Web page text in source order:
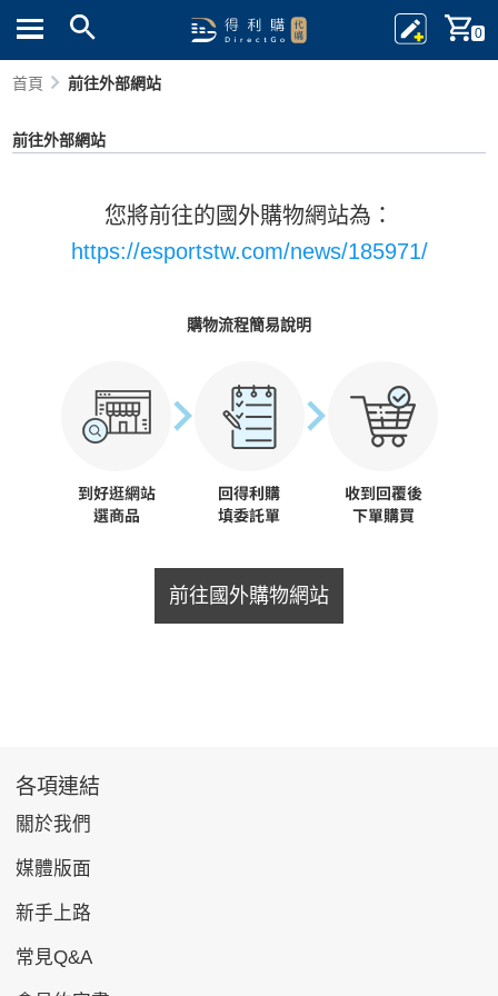
0
首頁 前往外部網站
前往外部網站
您將前往的國外購物網站為：
https://esportstw.com/news/185971/
購物流程簡易說明
前往國外購物網站
各項連結
關於我們
媒體版面
新手上路
常見Q&A